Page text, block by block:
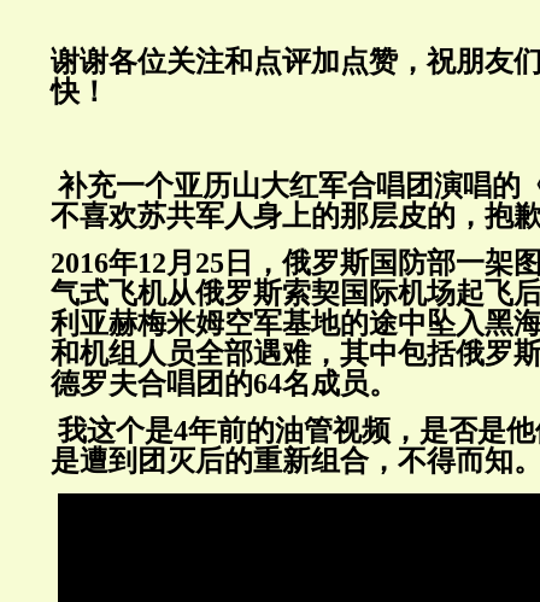
谢谢各位关注和点评加点赞，祝朋友
快！
补充一个亚历山大红军合唱团演唱的
不喜欢苏共军人身上的那层皮的，抱
2016年12月25日，俄罗斯国防部一架
气式飞机从俄罗斯索契国际机场起飞
利亚赫梅米姆空军基地的途中坠入黑
和机组人员全部遇难，其中包括俄罗
德罗夫合唱团的64名成员。
我这个是4年前的油管视频，是否是
是遭到团灭后的重新组合，不得而知